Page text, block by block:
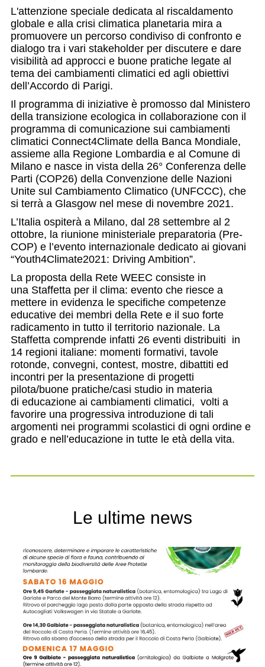
L'attenzione speciale dedicata al riscaldamento
globale e alla crisi climatica planetaria mira a
promuovere un percorso condiviso di confronto e
dialogo tra i vari stakeholder per discutere e dare
visibilità ad approcci e buone pratiche legate al
tema dei cambiamenti climatici ed agli obiettivi
dell’Accordo di Parigi.
Il programma di iniziative è promosso dal Ministero
della transizione ecologica in collaborazione con il
programma di comunicazione sui cambiamenti
climatici Connect4Climate della Banca Mondiale,
assieme alla Regione Lombardia e al Comune di
Milano e nasce in vista della 26° Conferenza delle
Parti (COP26) della Convenzione delle Nazioni
Unite sul Cambiamento Climatico (UNFCCC), che
si terrà a Glasgow nel mese di novembre 2021.
L’Italia ospiterà a Milano, dal 28 settembre al 2
ottobre, la riunione ministeriale preparatoria (Pre-
COP) e l’evento internazionale dedicato ai giovani
“Youth4Climate2021: Driving Ambition”.
La proposta della Rete WEEC consiste in
una Staffetta per il clima: evento che riesce a
mettere in evidenza le specifiche competenze
educative dei membri della Rete e il suo forte
radicamento in tutto il territorio nazionale. La
Staffetta comprende infatti 26 eventi distribuiti in
14 regioni italiane: momenti formativi, tavole
rotonde, convegni, contest, mostre, dibattiti ed
incontri per la presentazione di progetti
pilota/buone pratiche/casi studio in materia
di educazione ai cambiamenti climatici, volti a
favorire una progressiva introduzione di tali
argomenti nei programmi scolastici di ogni ordine e
grado e nell’educazione in tutte le età della vita.
Le ultime news